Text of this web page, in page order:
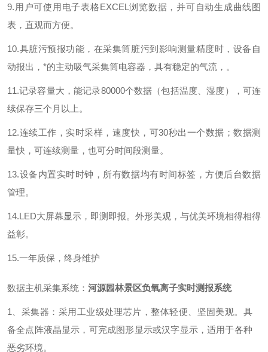
9.用户可使用电子表格EXCEL浏览数据，并可自动生成曲线图
表，直观而方便。
10.具脏污预报功能，在采集筒脏污到影响测量精度时，设备自
动报出，*的主动吸气采集筒电容器，具有稳定的气流，。
11.记录容量大，能记录80000个数据（包括温度、湿度），可连
续保存三个月以上。
12.连续工作，实时采样，速度快，可30秒出一个数据；数据测
量快，可连续测量，也可分时间段测量。
13.设备内置实时时钟，所有数据均有时间标签，方便后台数据
管理。
14.LED大屏幕显示，即测即报。外形美观，与优美环境相得相得
益彰。
15.一年质保，终身维护
数据主机采集系统： 河源园林景区负氧离子实时测报系统
1、采集器：采用工业级处理芯片，整体轻便、坚固美观。具
备全点阵液晶显示，可完成图形显示或汉字显示，适用于各种
恶劣环境。